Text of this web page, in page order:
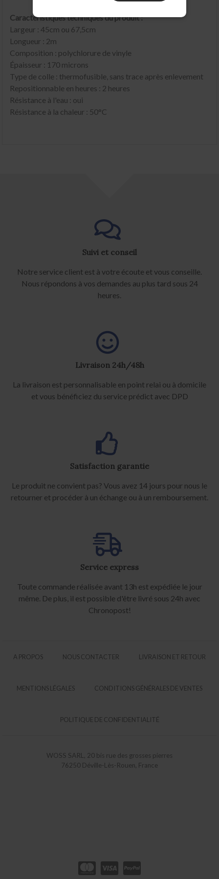
Caractéristiques techniques du produit :
Largeur : 45cm ou 67,5cm
Longueur : 2m
Composition : polychlorure de vinyle
Épaisseur : 170 microns
Type de colle : thermofusible, sans trace après enlevement
Repositionnable en heures : 2 heures
Résistance à l'eau : oui
Résistance à la chaleur : 50°C
Suivi et conseil
Notre service client est à votre écoute et vous conseille.
Nous répondons à vos demandes au plus tard sous 24
heures.
Livraison 24h/48h
La livraison est personnalisable en point relai ou à domicile
et vous bénéficiez du service prédict avec DPD
Satisfaction garantie
Le produit ne convient pas? Vous avez 14 jours pour nous le
retourner et procéder à un échange ou à un remboursement.
Service express
Toute commande réalisée avant 13h est expédiée le jour
même. De plus, il est possible d'être livré sous 24h avec
Chronopost!
A PROPOS NOUS CONTACTER LIVRAISON ET RETOUR
MENTIONS LÉGALES CONDITIONS GÉNÉRALES DE VENTES
POLITIQUE DE CONFIDENTIALITÉ
WOSS SARL, 20 bis rue des grosses pierres
76250 Déville-Lès-Rouen, France